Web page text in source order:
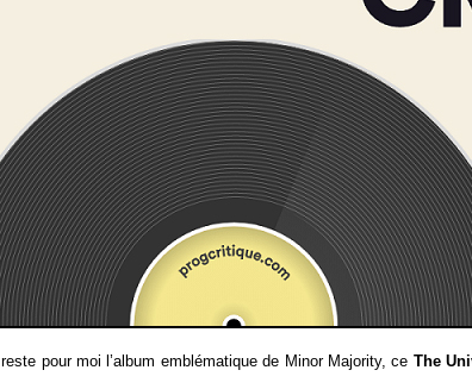
reste pour moi l’album emblématique de Minor Majority, ce The